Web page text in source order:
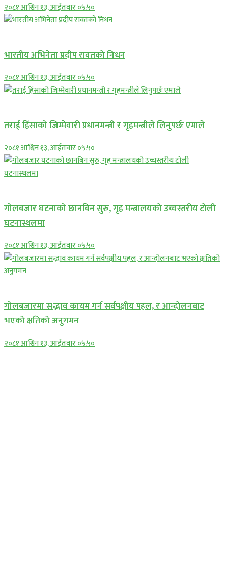
२०८१ आश्विन १३, आईतवार ०५:५०
भारतीय अभिनेता प्रदीप रावतको निधन
२०८१ आश्विन १३, आईतवार ०५:५०
तराई हिंसाको जिम्मेवारी प्रधानमन्त्री र गृहमन्त्रीले लिनुपर्छः एमाले
२०८१ आश्विन १३, आईतवार ०५:५०
गोलबजार घटनाको छानबिन सुरु, गृह मन्त्रालयको उच्चस्तरीय टोली
घटनास्थलमा
२०८१ आश्विन १३, आईतवार ०५:५०
गोलबजारमा सद्भाव कायम गर्न सर्वपक्षीय पहल, र आन्दोलनबाट
भएको क्षतिको अनुगमन
२०८१ आश्विन १३, आईतवार ०५:५०